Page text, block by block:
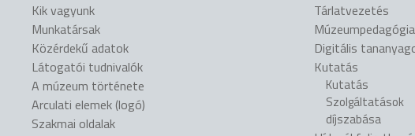
Kik vagyunk
Munkatársak
Közérdekű adatok
Látogatói tudnivalók
A múzeum története
Arculati elemek (logó)
Szakmai oldalak
Tárlatvezetés
Múzeumpedagógia
Digitális
Kutatás
Kutatás
Szolgáltatások
díjszabása